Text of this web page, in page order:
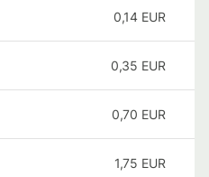
0,14 EUR
0,35 EUR
0,70 EUR
1,75 EUR